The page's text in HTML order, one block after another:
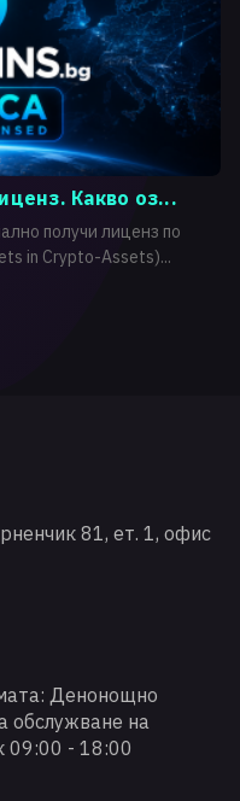
Какво оз...
получи лиценз по
in Crypto-Assets)...
81, ет. 1, офис
Денонощно
обслужване на
09:00 - 18:00